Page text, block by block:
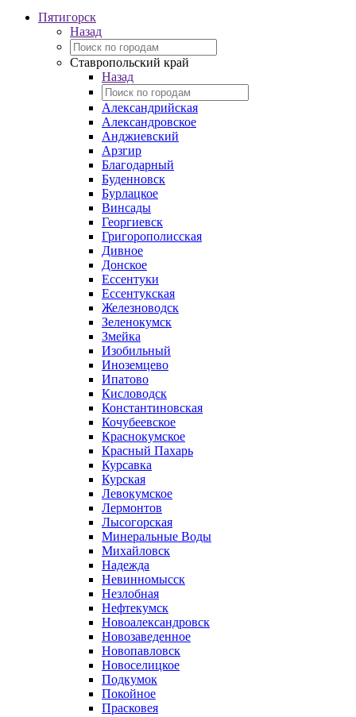
Пятигорск
Назад
Ставропольский край
Назад
Александрийская
Александровское
Анджиевский
Арзгир
Благодарный
Буденновск
Бурлацкое
Винсады
Георгиевск
Григорополисская
Дивное
Донское
Ессентуки
Ессентукская
Железноводск
Зеленокумск
Змейка
Изобильный
Иноземцево
Ипатово
Кисловодск
Константиновская
Кочубеевское
Краснокумское
Красный Пахарь
Курсавка
Курская
Левокумское
Лермонтов
Лысогорская
Минеральные Воды
Михайловск
Надежда
Невинномысск
Незлобная
Нефтекумск
Новоалександровск
Новозаведенное
Новопавловск
Новоселицкое
Подкумок
Покойное
Прасковея